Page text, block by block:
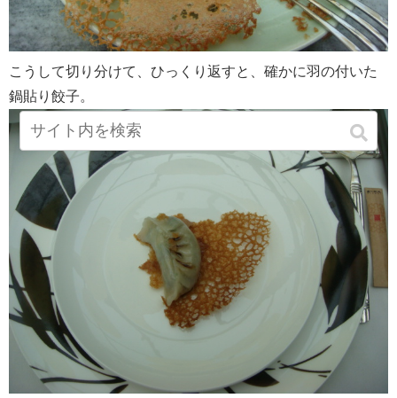
こうして切り分けて、ひっくり返すと、確かに羽の付いた
鍋貼り餃子。